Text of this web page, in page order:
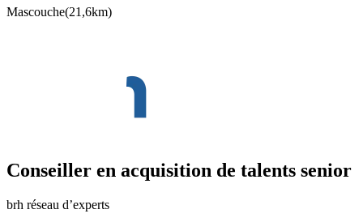
Mascouche(21,6km)
Conseiller en acquisition de talents senior
brh réseau d’experts